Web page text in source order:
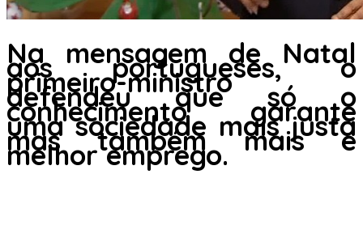
Na mensagem de Natal
aos portugueses, o
primeiro-ministro
defendeu que só o
conhecimento garante
uma sociedade mais justa
mas também mais e
melhor emprego.